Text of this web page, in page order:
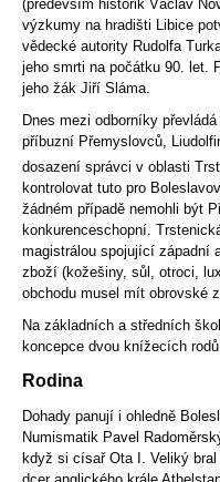
(především historik Václav
výzkumy na hradišti Libice
vědecké autority Rudolfa
jeho smrti na počátku 90. let.
jeho žák Jiří Sláma.
Dnes mezi odborníky
příbuzní Přemyslovců,
dosazení správci v oblasti
kontrolovat tuto pro
žádném případě nemohli být
konkurenceschopní.
magistrálou spojující západní
zboží (kožešiny, sůl, otroci,
obchodu musel mít obrovské
Na základních a středních
koncepce dvou knížecích
Rodina
Dohady panují i ohledně
Numismatik Pavel
když si císař Ota I. Veliký